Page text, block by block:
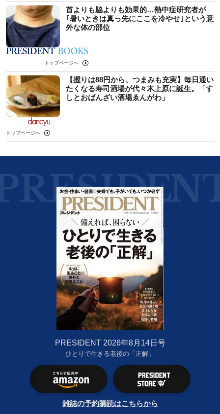
首よりも脇よりも効果的…熱中症研究者が
｢暑いときは真っ先にここを冷やせ｣という意
外な体の部位
トップページへ
【握りは88円から、つまみも充実】毎日通い
たくなる寿司酒場が代々木上原に誕生。「す
しとおばんざい酒場ゑんがわ」
トップページへ
PRESIDENT 2026年8月14日号
ひとりで生きる老後の「正解」
雑誌の予約購読はこちらから